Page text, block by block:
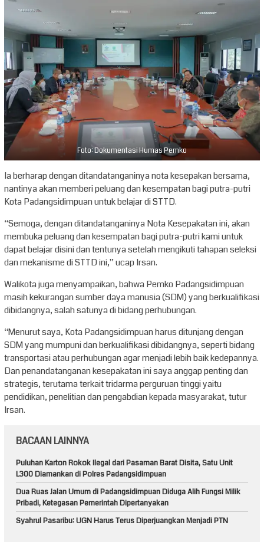
Foto: Dokumentasi Humas Pemko
Ia berharap dengan ditandatanganinya nota kesepakan bersama,
nantinya akan memberi peluang dan kesempatan bagi putra-putri
Kota Padangsidimpuan untuk belajar di STTD.
“Semoga, dengan ditandatanganinya Nota Kesepakatan ini, akan
membuka peluang dan kesempatan bagi putra-putri kami untuk
dapat belajar disini dan tentunya setelah mengikuti tahapan seleksi
dan mekanisme di STTD ini,” ucap Irsan.
Walikota juga menyampaikan, bahwa Pemko Padangsidimpuan
masih kekurangan sumber daya manusia (SDM) yang berkualifikasi
dibidangnya, salah satunya di bidang perhubungan.
“Menurut saya, Kota Padangsidimpuan harus ditunjang dengan
SDM yang mumpuni dan berkualifikasi dibidangnya, seperti bidang
transportasi atau perhubungan agar menjadi lebih baik kedepannya.
Dan penandatanganan kesepakatan ini saya anggap penting dan
strategis, terutama terkait tridarma perguruan tinggi yaitu
pendidikan, penelitian dan pengabdian kepada masyarakat, tutur
Irsan.
BACAAN LAINNYA
Puluhan Karton Rokok Ilegal dari Pasaman Barat Disita, Satu Unit
L300 Diamankan di Polres Padangsidimpuan
Dua Ruas Jalan Umum di Padangsidimpuan Diduga Alih Fungsi Milik
Pribadi, Ketegasan Pemerintah Dipertanyakan
Syahrul Pasaribu: UGN Harus Terus Diperjuangkan Menjadi PTN